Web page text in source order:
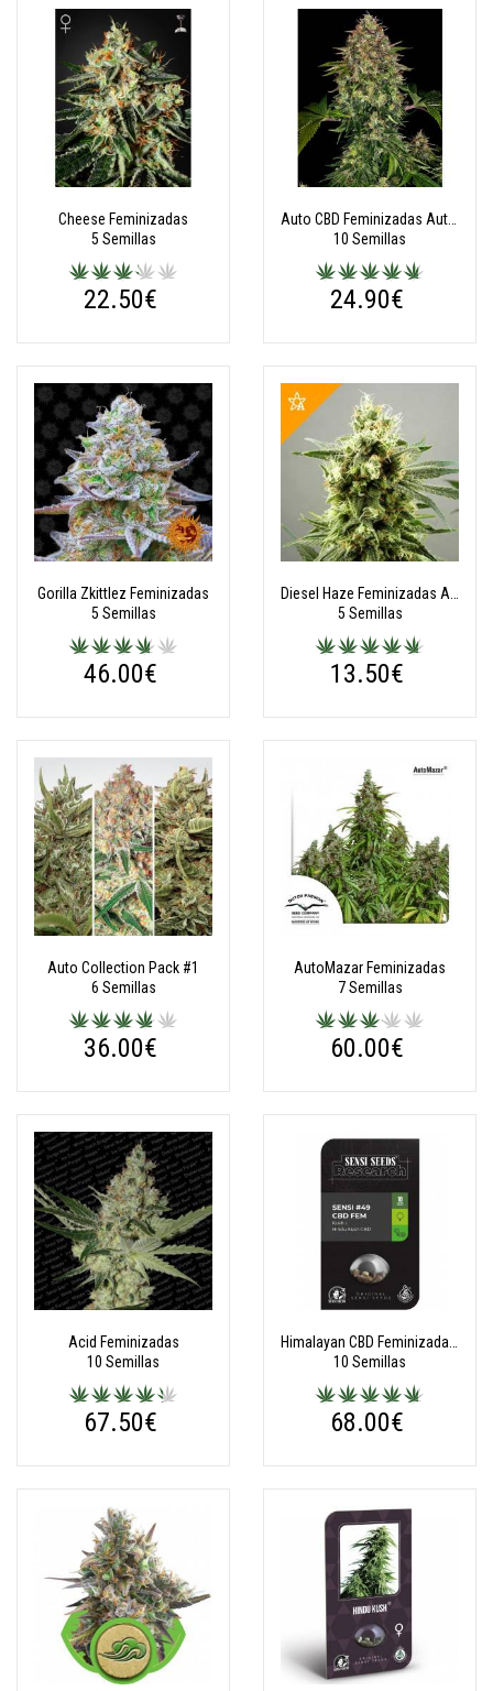
Cheese Feminizadas
5 Semillas
22.50€
10 Semillas
24.90€
Gorilla Zkittlez Feminizadas
5 Semillas
46.00€
5 Semillas
13.50€
Auto Collection Pack #1
6 Semillas
36.00€
AutoMazar Feminizadas
7 Semillas
60.00€
Acid Feminizadas
10 Semillas
67.50€
10 Semillas
68.00€